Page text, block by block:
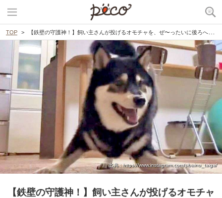
TOP 【鉄壁の守護神！】飼い主さんが投げるオモチャを、ぜ〜ったいに後ろへ通さない黒柴くん(｀・ω・´)☆
出典 : https://www.instagram.com/sibainu_taiga/
【鉄壁の守護神！】飼い主さんが投げるオモチャ